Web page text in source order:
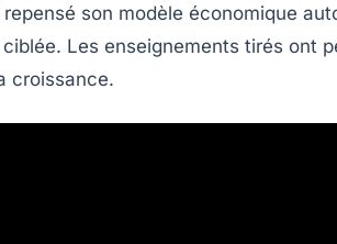
son modèle économique
Les enseignements tirés ont
croissance.